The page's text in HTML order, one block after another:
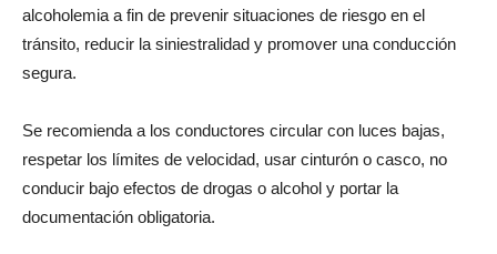
alcoholemia a fin de prevenir situaciones de riesgo en el
tránsito, reducir la siniestralidad y promover una conducción
segura.
Se recomienda a los conductores circular con luces bajas,
respetar los límites de velocidad, usar cinturón o casco, no
conducir bajo efectos de drogas o alcohol y portar la
documentación obligatoria.